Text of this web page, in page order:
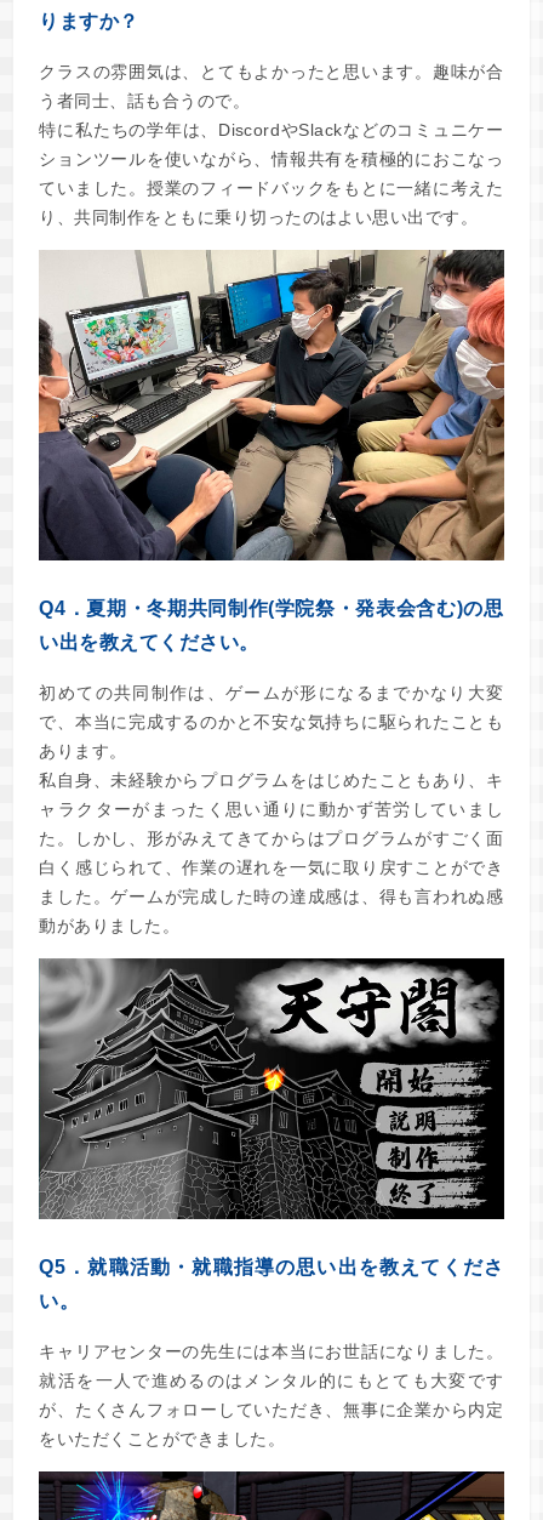
りますか？
クラスの雰囲気は、とてもよかったと思います。趣味が合
う者同士、話も合うので。
特に私たちの学年は、DiscordやSlackなどのコミュニケー
ションツールを使いながら、情報共有を積極的におこなっ
ていました。授業のフィードバックをもとに一緒に考えた
り、共同制作をともに乗り切ったのはよい思い出です。
Q4．夏期・冬期共同制作(学院祭・発表会含む)の思
い出を教えてください。
初めての共同制作は、ゲームが形になるまでかなり大変
で、本当に完成するのかと不安な気持ちに駆られたことも
あります。
私自身、未経験からプログラムをはじめたこともあり、キ
ャラクターがまったく思い通りに動かず苦労していまし
た。しかし、形がみえてきてからはプログラムがすごく面
白く感じられて、作業の遅れを一気に取り戻すことができ
ました。ゲームが完成した時の達成感は、得も言われぬ感
動がありました。
Q5．就職活動・就職指導の思い出を教えてくださ
い。
キャリアセンターの先生には本当にお世話になりました。
就活を一人で進めるのはメンタル的にもとても大変です
が、たくさんフォローしていただき、無事に企業から内定
をいただくことができました。